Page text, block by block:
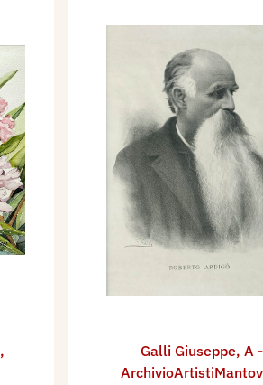
,
Galli Giuseppe, A -